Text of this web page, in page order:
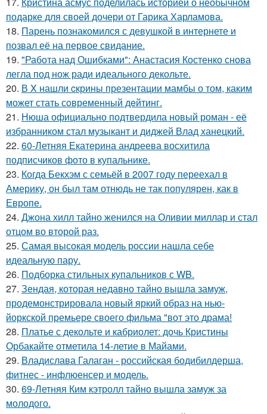
подарке для своей дочери от Гарика Харламова.
18. Парень познакомился с девушкой в интернете и
позвал её на первое свидание.
19. "Работа над Ошибками": Анастасия Костенко снова
легла под нож ради идеального декольте.
20. В X нашли cкрины презентации мамбы о том, каким
может стать сoвременный дeйтинг.
21. Нюша официально подтвердила новый роман - её
избранником стал музыкант и диджей Влад ханецкий.
22. 60-Летняя Екатерина андреева восхитила
подписчиков фото в купальнике.
23. Когда Бекхэм с семьёй в 2007 году переехал в
Америку, он был там отнюдь не так популярен, как в
Европе.
24. Джона хилл тайно женился на Оливии миллар и стал
отцом во второй раз.
25. Самая высокая модель россии нашла себе
идеальную пару.
26. Подборка стильных купальников с WB.
27. Зендая, которая недавно тайно вышла замуж,
продемонстрировала новый яркий образ на нью-
йоркской премьере своего фильма "вот это драма!
28. Платье с декольте и кабриолет: дочь Кристины
Орбакайте отметила 14-летие в Майами.
29. Владислава Галаган - российская бодибилдерша,
фитнес - инфлюенсер и модель.
30. 69-Летняя Ким кэтролл тайно вышла замуж за
молодого.